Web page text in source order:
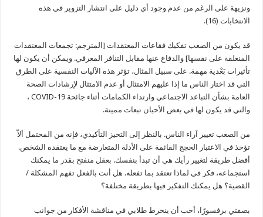
ونزيهة على الرغم من عدم وجود أي دليل على انتشار التزوير في هذه
الانتخابات (16).
قد يكون من الصعب تفكيك فقاعات المعتقدات [المترجم: تجمعات المعتقدات
المنغلقة على نفسها] والدفاع عنها مقابل التنافر المعرفي. ويمكن أن يكون لها
تأثيرات بَعْدية مهمة. على سبيل المثال، تؤثر هذه الآليات النفسية على الطرق
التي قد اختار الناس ما إذا عليهم الامتثال أو عدم الامتثال لإرشادات الصحة
العامة بشأن التباعد الاجتماعي وارتداء الكمامات أثناء جائحة COVID-19 ،
والتي قد يكون لها في بعض الأحيان تبعات مميتة.
من الصعب تغيير آراء الناس. بالنظر إلى التحيز التأكيدي، فإنه من المحتمل ألاّ
تؤخذ في الاعتبار الحجج القائمة على الأدلة المتعارضة مع ما يعتقده الشخص.
أفضل طريقة لتغيير رأيك هي أن تبدأ بنفسك. بعقل منفتح بقدر ما يمكنك
استجماعه، فكر في لماذا تعتقد بما تفعله. هل أنت بالفعل تفهم المشكلة /
القضية؟ هل يمكنك التفكير فيها بطريقة مختلفة؟
بصفتي برفسورًا، أحب أن ينخرط طلابي في مناقشة الأفكار من جوانب